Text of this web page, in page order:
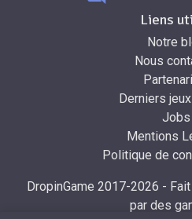
Liens
Notre
Nous
Derniers
Jobs
Mentions
Politique de
DropinGame 2017-2026 -
par des